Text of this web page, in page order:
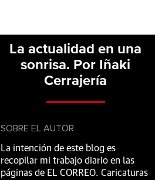
La actualidad en una
sonrisa. Por Iñaki
Cerrajería
SOBRE EL AUTOR
La intención de este blog es
recopilar mi trabajo diario en las
páginas de EL CORREO. Caricaturas